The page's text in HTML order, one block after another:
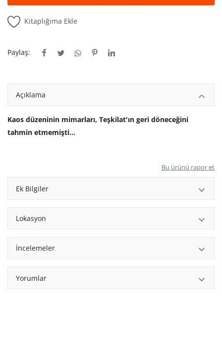
Kitaplığıma Ekle
Paylaş:
Açıklama
Kaos düzeninin mimarları, Teşkilat'ın geri döneceğini
tahmin etmemişti...
Bu ürünü rapor et
Ek Bilgiler
Lokasyon
İncelemeler
Yorumlar